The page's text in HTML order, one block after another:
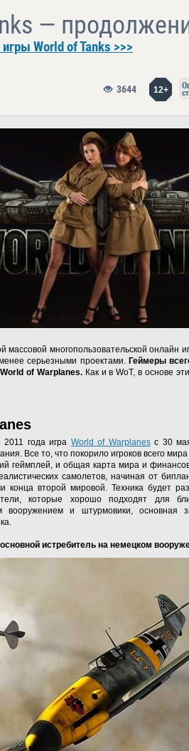
—
World of Tanks >>>
12+
3644
массовой многопользовательской онлайн
серьезными проектами. Геймеры
of Warplanes.Как и в WoT, в основе
года игра World of Warplanesс 30
Все то, что покорило игроков всего
геймплей, и общая карта мира и
самолетов, начиная от
конца второй мировой. Техника будет
которые хорошо подходят для
и штурмовики, основная
истребитель на немецком